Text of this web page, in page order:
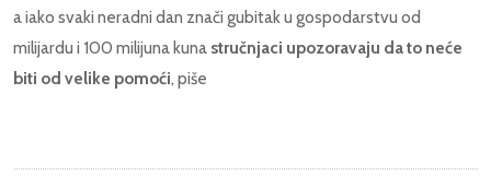
a iako svaki neradni dan znači gubitak u gospodarstvu od
milijardu i 100 milijuna kuna stručnjaci upozoravaju da to neće
biti od velike pomoći, piše